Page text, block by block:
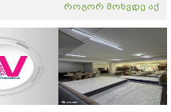
როგორ მოხვდე აქ